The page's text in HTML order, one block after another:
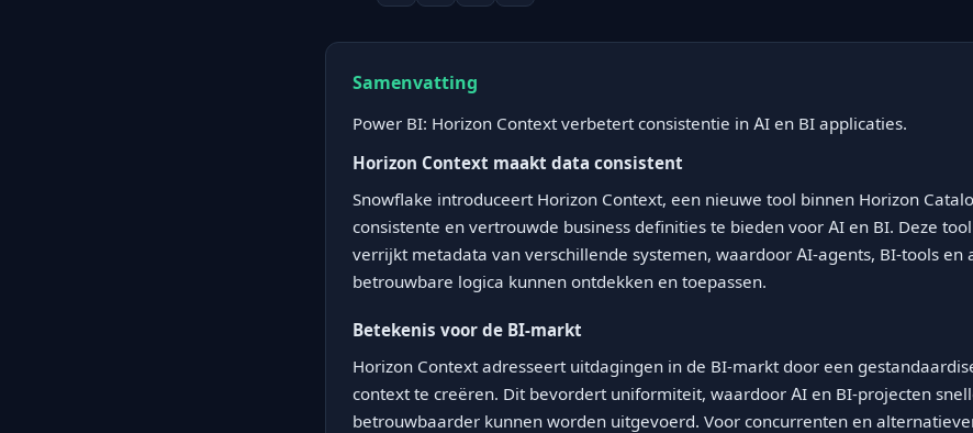
Samenvatting
Power BI: Horizon Context verbetert consistentie in AI en BI applicaties.
Horizon Context maakt data consistent
Snowflake introduceert Horizon Context, een nieuwe tool binnen Horizon
consistente en vertrouwde business definities te bieden voor AI en BI. Deze
verrijkt metadata van verschillende systemen, waardoor AI-agents, BI-tools en
betrouwbare logica kunnen ontdekken en toepassen.
Betekenis voor de BI-markt
Horizon Context adresseert uitdagingen in de BI-markt door een
context te creëren. Dit bevordert uniformiteit, waardoor AI en BI-projecten
betrouwbaarder kunnen worden uitgevoerd. Voor concurrenten en